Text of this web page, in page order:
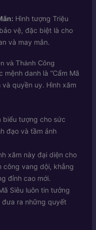
Hình tượng Triệu
vệ, đặc biệt là cho
và may mắn.
và Thành Công
danh là “Cẩm Mã
và quyền uy. Hình xăm
biểu tượng cho sức
đạo và tầm ảnh
xăm này đại diện cho
công vang dội, khẳng
đỉnh cao mới.
Siêu luôn tin tưởng
ra những quyết